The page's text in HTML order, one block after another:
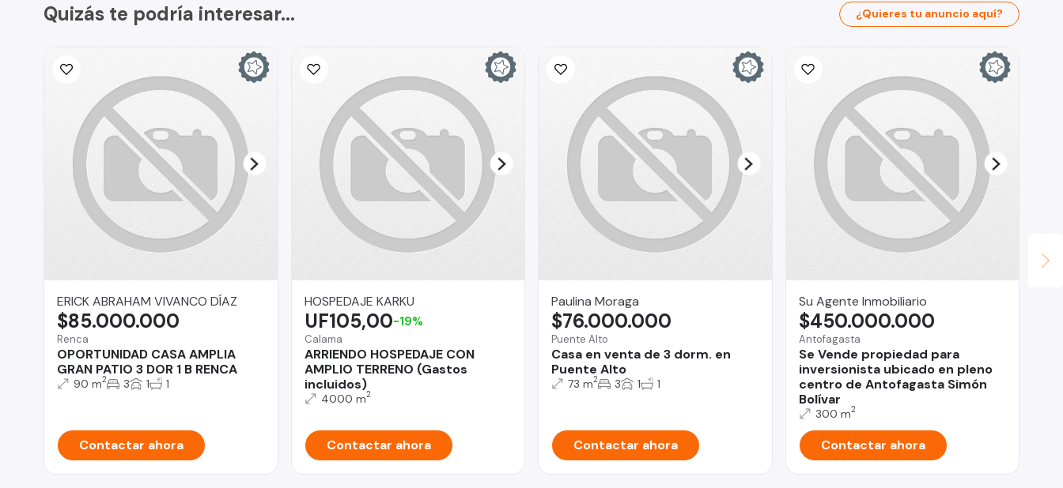
Quizás te podría interesar... ¿Quieres tu anuncio aquí?
ERICK ABRAHAM VIVANCO DÍAZ
Renca
OPORTUNIDAD CASA AMPLIA
GRAN PATIO 3 DOR 1 B RENCA
$85.000.000
90 m2 3 1 1
Contactar ahora
HOSPEDAJE KARKU
Calama
ARRIENDO HOSPEDAJE CON
AMPLIO TERRENO (Gastos
incluidos)
UF105,00-19%
4000 m2
Contactar ahora
Paulina Moraga
Puente Alto
Casa en venta de 3 dorm. en
Puente Alto
$76.000.000
73 m2 3 1 1
Contactar ahora
Su Agente Inmobiliario
Antofagasta
Se Vende propiedad para
inversionista ubicado en pleno
centro de Antofagasta Simón
Bolívar
$450.000.000
300 m2
Contactar ahora